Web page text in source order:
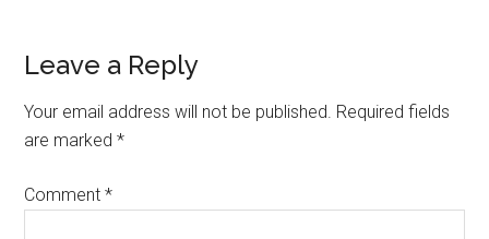
Leave a Reply
Your email address will not be published. Required fields
are marked*
Comment*